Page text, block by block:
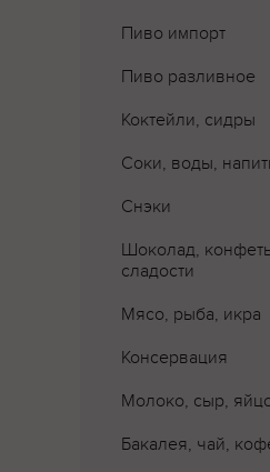
Пиво импорт
Пиво разливное
Коктейли, сидры
Соки, воды,
Снэки
Шоколад,
сладости
Мясо, рыба, икра
Консервация
Молоко, сыр,
Бакалея, чай,